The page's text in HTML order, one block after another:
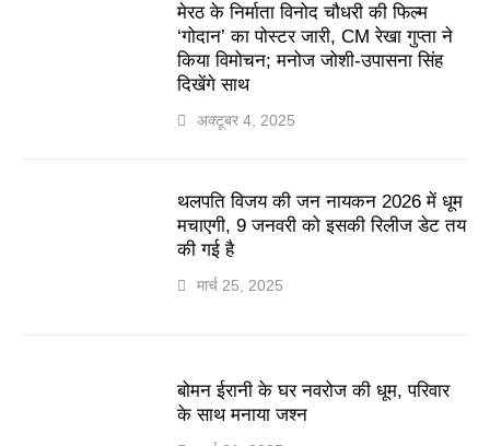
मेरठ के निर्माता विनोद चौधरी की फिल्म
‘गोदान’ का पोस्टर जारी, CM रेखा गुप्ता ने
किया विमोचन; मनोज जोशी-उपासना सिंह
दिखेंगे साथ
अक्टूबर 4, 2025
थलपति विजय की जन नायकन 2026 में धूम
मचाएगी, 9 जनवरी को इसकी रिलीज डेट तय
की गई है
मार्च 25, 2025
बोमन ईरानी के घर नवरोज की धूम, परिवार
के साथ मनाया जश्न